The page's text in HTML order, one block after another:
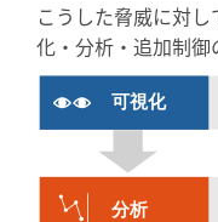
こうした脅威に対
化・分析・追加制御
分析
可視化